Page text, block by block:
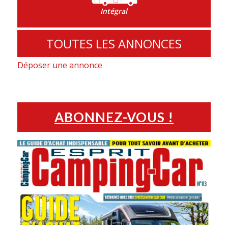
Intégral
TOUTES LES ANNONCES
Déposer une annonce
ABONNEZ-VOUS !